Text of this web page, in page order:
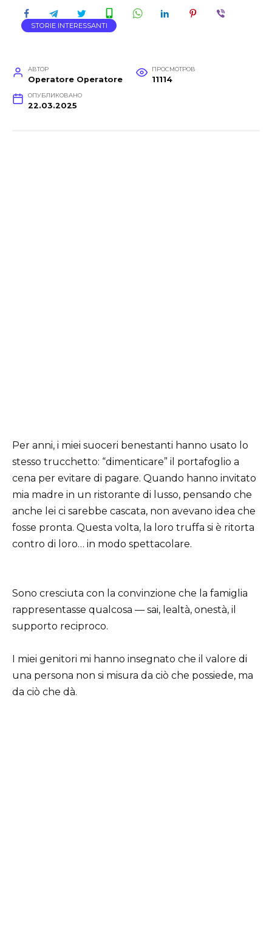
STORIE INTERESSANTI
АВТОР
Operatore Operatore
ПРОСМОТРОВ
11114
ОПУБЛИКОВАНО
22.03.2025
Per anni, i miei suoceri benestanti hanno usato lo
stesso trucchetto: “dimenticare” il portafoglio a
cena per evitare di pagare. Quando hanno invitato
mia madre in un ristorante di lusso, pensando che
anche lei ci sarebbe cascata, non avevano idea che
fosse pronta. Questa volta, la loro truffa si è ritorta
contro di loro… in modo spettacolare.
Sono cresciuta con la convinzione che la famiglia
rappresentasse qualcosa — sai, lealtà, onestà, il
supporto reciproco.
I miei genitori mi hanno insegnato che il valore di
una persona non si misura da ciò che possiede, ma
da ciò che dà.